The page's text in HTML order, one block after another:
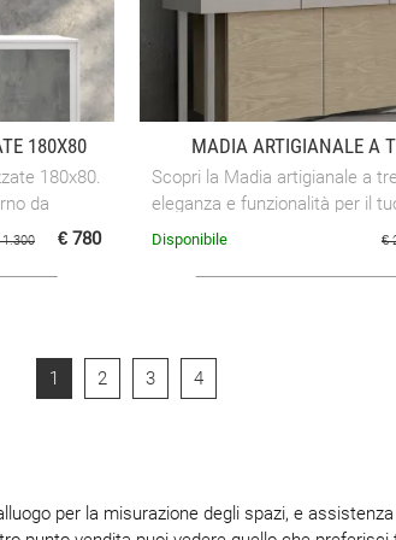
180X80
180x80.
da
1.300 € 780
MADIA ARTIGIANALE A
Scopri la Madia artigianale a
eleganza e funzionalità per il
€
Disponibile
1 2 3 4
per la misurazione degli spazi, e